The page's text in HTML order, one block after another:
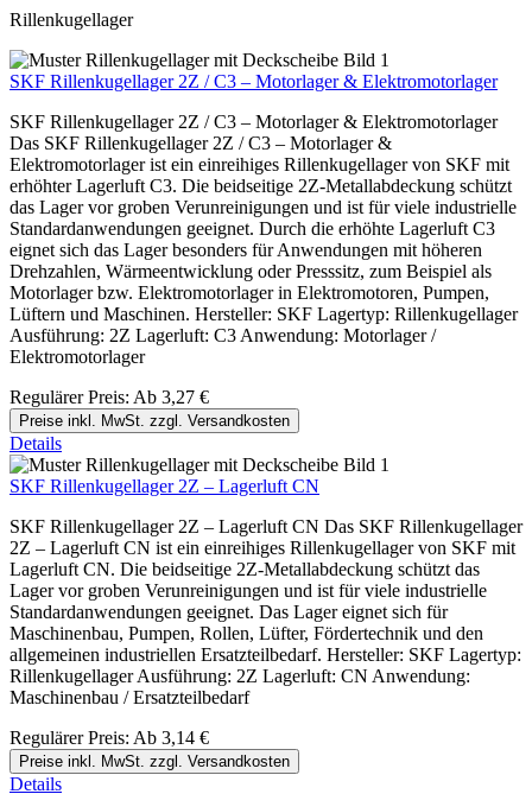
Rillenkugellager
SKF Rillenkugellager 2Z / C3 – Motorlager & Elektromotorlager
SKF Rillenkugellager 2Z / C3 – Motorlager & Elektromotorlager
Das SKF Rillenkugellager 2Z / C3 – Motorlager &
Elektromotorlager ist ein einreihiges Rillenkugellager von SKF mit
erhöhter Lagerluft C3. Die beidseitige 2Z-Metallabdeckung schützt
das Lager vor groben Verunreinigungen und ist für viele industrielle
Standardanwendungen geeignet. Durch die erhöhte Lagerluft C3
eignet sich das Lager besonders für Anwendungen mit höheren
Drehzahlen, Wärmeentwicklung oder Presssitz, zum Beispiel als
Motorlager bzw. Elektromotorlager in Elektromotoren, Pumpen,
Lüftern und Maschinen. Hersteller: SKF Lagertyp: Rillenkugellager
Ausführung: 2Z Lagerluft: C3 Anwendung: Motorlager /
Elektromotorlager
Regulärer Preis: Ab 3,27 €
Preise inkl. MwSt. zzgl. Versandkosten
Details
SKF Rillenkugellager 2Z – Lagerluft CN
SKF Rillenkugellager 2Z – Lagerluft CN Das SKF Rillenkugellager
2Z – Lagerluft CN ist ein einreihiges Rillenkugellager von SKF mit
Lagerluft CN. Die beidseitige 2Z-Metallabdeckung schützt das
Lager vor groben Verunreinigungen und ist für viele industrielle
Standardanwendungen geeignet. Das Lager eignet sich für
Maschinenbau, Pumpen, Rollen, Lüfter, Fördertechnik und den
allgemeinen industriellen Ersatzteilbedarf. Hersteller: SKF Lagertyp:
Rillenkugellager Ausführung: 2Z Lagerluft: CN Anwendung:
Maschinenbau / Ersatzteilbedarf
Regulärer Preis: Ab 3,14 €
Preise inkl. MwSt. zzgl. Versandkosten
Details